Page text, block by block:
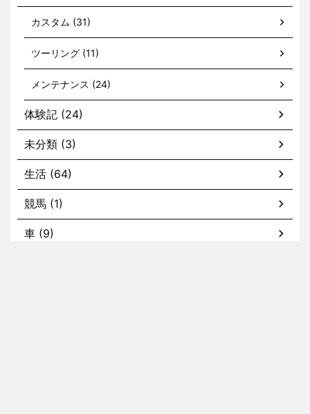
カスタム (31)
ツーリング (11)
メンテナンス (24)
体験記 (24)
未分類 (3)
生活 (64)
競馬 (1)
車 (9)